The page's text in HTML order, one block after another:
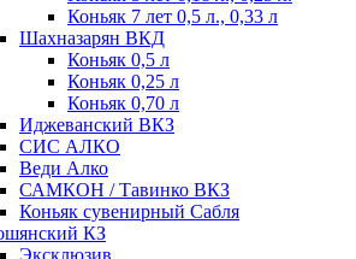
Коньяк 7 лет 0,5 л., 0,33 л
Шахназарян ВКД
Коньяк 0,5 л
Коньяк 0,25 л
Коньяк 0,70 л
Иджеванский ВКЗ
СИС АЛКО
Веди Алко
САМКОН / Тавинко ВКЗ
Коньяк сувенирный Сабля
КЗ
Эксклюзив